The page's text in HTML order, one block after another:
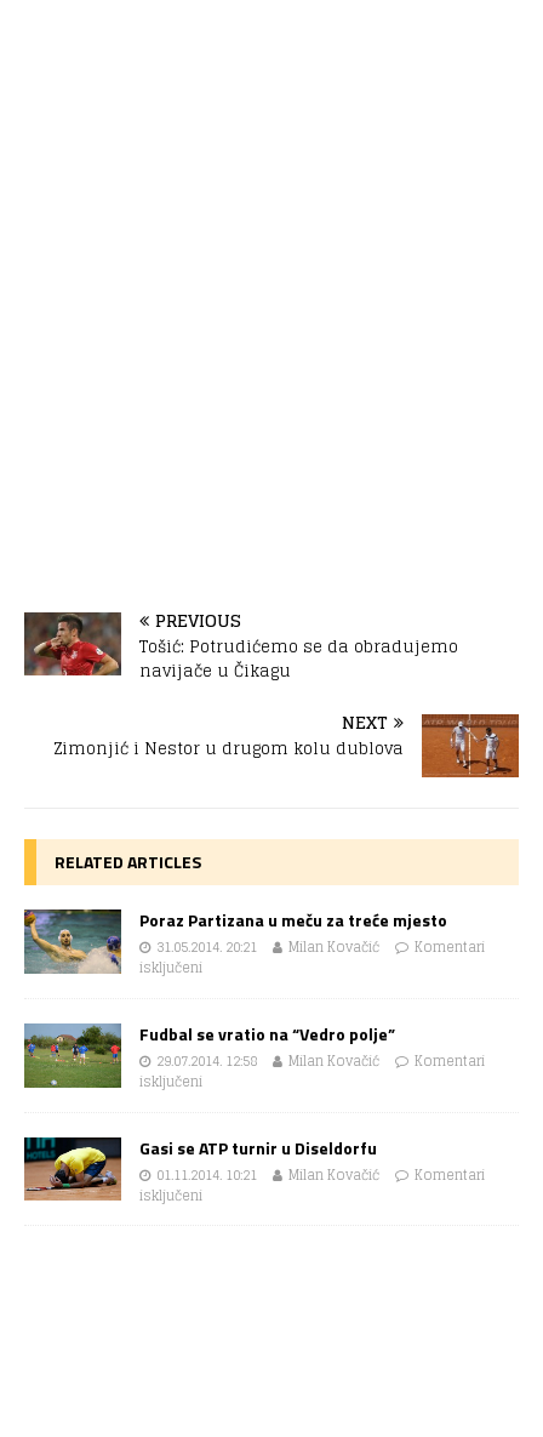
PREVIOUS
Tošić: Potrudićemo se da obradujemo
navijače u Čikagu
NEXT
Zimonjić i Nestor u drugom kolu dublova
RELATED ARTICLES
Poraz Partizana u meču za treće mjesto
31.05.2014. 20:21 Milan Kovačić
Komentari
isključeni
Fudbal se vratio na “Vedro polje”
29.07.2014. 12:58 Milan Kovačić
Komentari
isključeni
Gasi se ATP turnir u Diseldorfu
01.11.2014. 10:21 Milan Kovačić
Komentari
isključeni